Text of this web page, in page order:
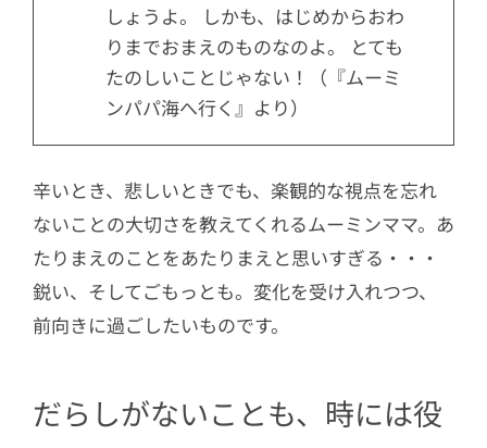
しょうよ。 しかも、はじめからおわ
りまでおまえのものなのよ。 とても
たのしいことじゃない！（『ムーミ
ンパパ海へ行く』より）
辛いとき、悲しいときでも、楽観的な視点を忘れ
ないことの大切さを教えてくれるムーミンママ。あ
たりまえのことをあたりまえと思いすぎる・・・
鋭い、そしてごもっとも。変化を受け入れつつ、
前向きに過ごしたいものです。
だらしがないことも、時には役